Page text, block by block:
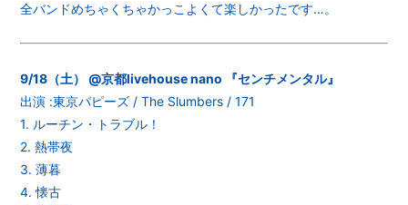
全バンドめちゃくちゃかっこよくて楽しかったです…。
9/18（土） @京都livehouse nano 『センチメンタル』
出演 :東京パピーズ / The Slumbers / 171
1. ルーチン・トラブル！
2. 熱帯夜
3. 薄暮
4. 懐古